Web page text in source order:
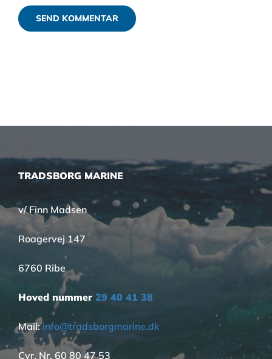
TRADSBORG MARINE
v/ Finn Madsen
Roagervej 147
6760 Ribe
Hoved nummer 29 40 41 38
Mail:info@tradsborgmarine.dk
Cvr. Nr. 60 80 47 53